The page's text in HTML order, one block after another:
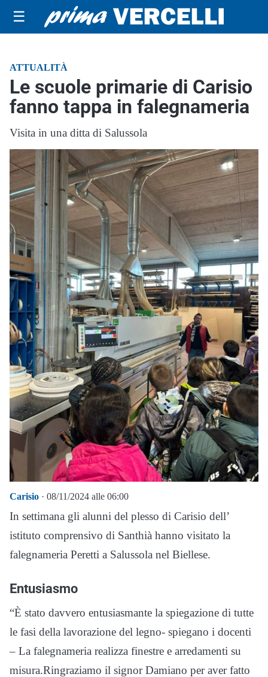
☰
ATTUALITÀ
Le scuole primarie di Carisio
fanno tappa in falegnameria
Visita in una ditta di Salussola
Carisio · 08/11/2024 alle 06:00
In settimana gli alunni del plesso di Carisio dell’
istituto comprensivo di Santhià hanno visitato la
falegnameria Peretti a Salussola nel Biellese.
Entusiasmo
“È stato davvero entusiasmante la spiegazione di tutte
le fasi della lavorazione del legno- spiegano i docenti
– La falegnameria realizza finestre e arredamenti su
misura.Ringraziamo il signor Damiano per aver fatto